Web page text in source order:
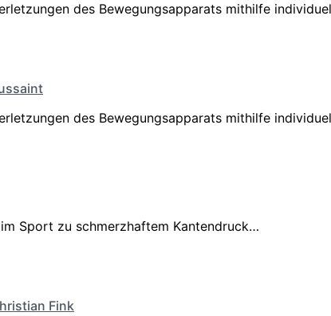
des Bewegungsapparats mithilfe
des Bewegungsapparats mithilfe
Sport zu schmerzhaftem Kantendruck…
Fink